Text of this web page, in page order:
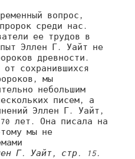
вопрос,
среди нас.
ее трудов в
Эллен Г. Уайт не
древности.
сохранившихся
мы
небольшим
писем, а
Эллен Г. Уайт,
лет. Она писала на
мы не
Г. Уайт, стр. 15.